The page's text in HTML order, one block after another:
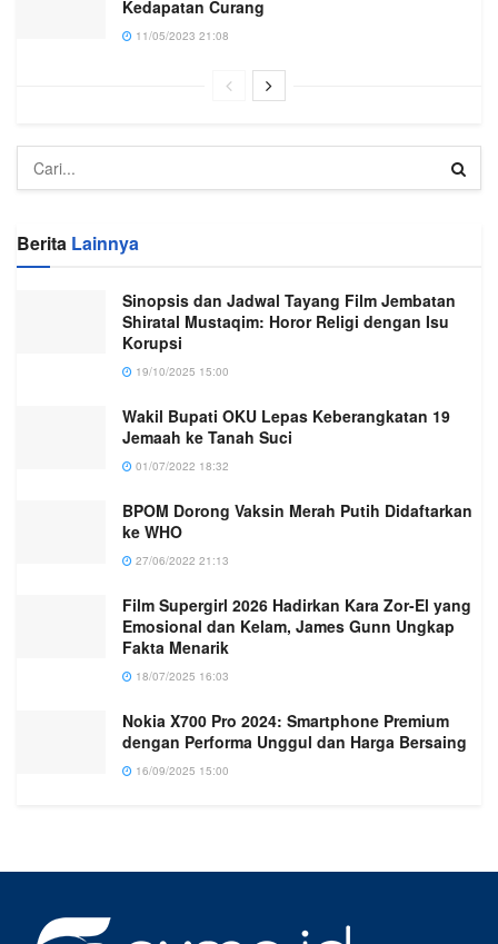
Kedapatan Curang
11/05/2023 21:08
Berita Lainnya
Sinopsis dan Jadwal Tayang Film Jembatan
Shiratal Mustaqim: Horor Religi dengan Isu
Korupsi
19/10/2025 15:00
Wakil Bupati OKU Lepas Keberangkatan 19
Jemaah ke Tanah Suci
01/07/2022 18:32
BPOM Dorong Vaksin Merah Putih Didaftarkan
ke WHO
27/06/2022 21:13
Film Supergirl 2026 Hadirkan Kara Zor-El yang
Emosional dan Kelam, James Gunn Ungkap
Fakta Menarik
18/07/2025 16:03
Nokia X700 Pro 2024: Smartphone Premium
dengan Performa Unggul dan Harga Bersaing
16/09/2025 15:00